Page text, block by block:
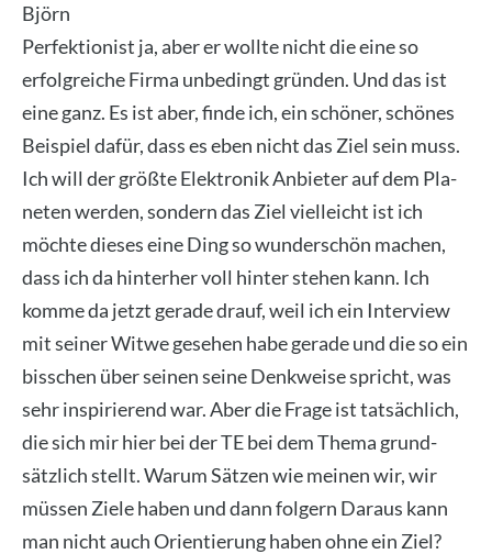
Björn
Per­fek­tio­nist ja, aber er woll­te nicht die eine so
erfolg­rei­che Fir­ma unbe­dingt grün­den. Und das ist
eine ganz. Es ist aber, fin­de ich, ein schö­ner, schö­nes
Bei­spiel dafür, dass es eben nicht das Ziel sein muss.
Ich will der größ­te Elek­tro­nik Anbie­ter auf dem Pla­
ne­ten wer­den, son­dern das Ziel viel­leicht ist ich
möch­te die­ses eine Ding so wun­der­schön machen,
dass ich da hin­ter­her voll hin­ter ste­hen kann. Ich
kom­me da jetzt gera­de drauf, weil ich ein Inter­view
mit sei­ner Wit­we gese­hen habe gera­de und die so ein
biss­chen über sei­nen sei­ne Denk­wei­se spricht, was
sehr inspi­rie­rend war. Aber die Fra­ge ist tat­säch­lich,
die sich mir hier bei der TE bei dem The­ma grund­
sätz­lich stellt. War­um Sät­zen wie mei­nen wir, wir
müs­sen Zie­le haben und dann fol­gern Dar­aus kann
man nicht auch Ori­en­tie­rung haben ohne ein Ziel?